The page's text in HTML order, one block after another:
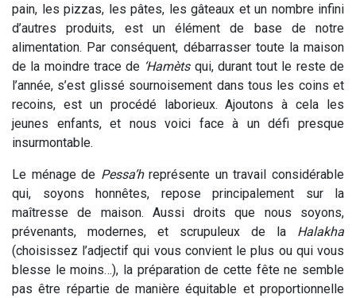
pain, les pizzas, les pâtes, les gâteaux et un nombre infini
d’autres produits, est un élément de base de notre
alimentation. Par conséquent, débarrasser toute la maison
de la moindre trace de ‘Hamètsqui, durant tout le reste de
l’année, s’est glissé sournoisement dans tous les coins et
recoins, est un procédé laborieux. Ajoutons à cela les
jeunes enfants, et nous voici face à un défi presque
insurmontable.
Le ménage de Pessa’hreprésente un travail considérable
qui, soyons honnêtes, repose principalement sur la
maîtresse de maison. Aussi droits que nous soyons,
prévenants, modernes, et scrupuleux de la Halakha
(choisissez l’adjectif qui vous convient le plus ou qui vous
blesse le moins…), la préparation de cette fête ne semble
pas être répartie de manière équitable et proportionnelle